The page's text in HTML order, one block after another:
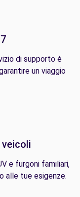
di supporto è
un viaggio
veicoli
e furgoni familiari,
alle tue esigenze.